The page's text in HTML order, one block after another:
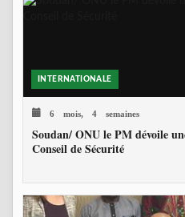
INTERNATIONALE
6 mois, 4 semaines
Soudan/ ONU le PM dévoile
Conseil de Sécurité